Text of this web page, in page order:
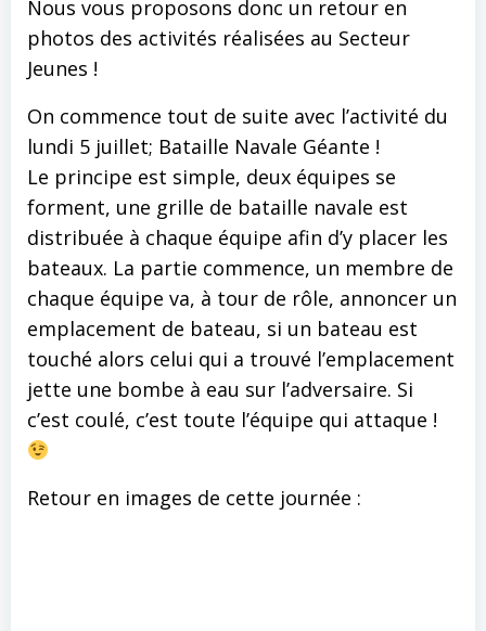
Nous vous proposons donc un retour en
photos des activités réalisées au Secteur
Jeunes !
On commence tout de suite avec l’activité du
lundi 5 juillet; Bataille Navale Géante !
Le principe est simple, deux équipes se
forment, une grille de bataille navale est
distribuée à chaque équipe afin d’y placer les
bateaux. La partie commence, un membre de
chaque équipe va, à tour de rôle, annoncer un
emplacement de bateau, si un bateau est
touché alors celui qui a trouvé l’emplacement
jette une bombe à eau sur l’adversaire. Si
c’est coulé, c’est toute l’équipe qui attaque !
Retour en images de cette journée :